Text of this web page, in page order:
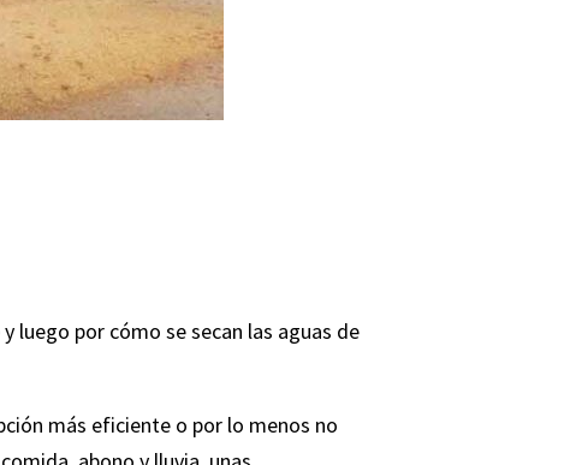
luego por cómo se secan las aguas de
más eficiente o por lo menos no